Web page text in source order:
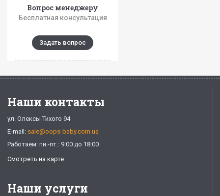
Вопрос менеджеру
Бесплатная консультация
Задать вопрос
Наши контакты
ул. Олексы Тихого 94
E-mail: sale@oops-baby.com.ua
Работаем: пн.-пт.: 9:00 до 18:00
Смотреть на карте
Наши услуги